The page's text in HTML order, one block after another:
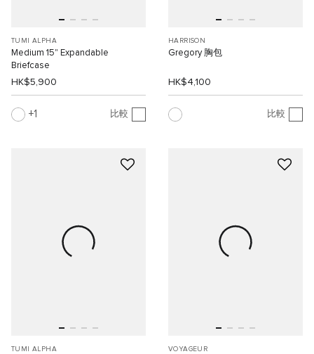
TUMI ALPHA
Medium 15" Expandable
Briefcase
HK$5,900
1 比較
HARRISON
Gregory 胸包
HK$4,100
比較
TUMI ALPHA VOYAGEUR